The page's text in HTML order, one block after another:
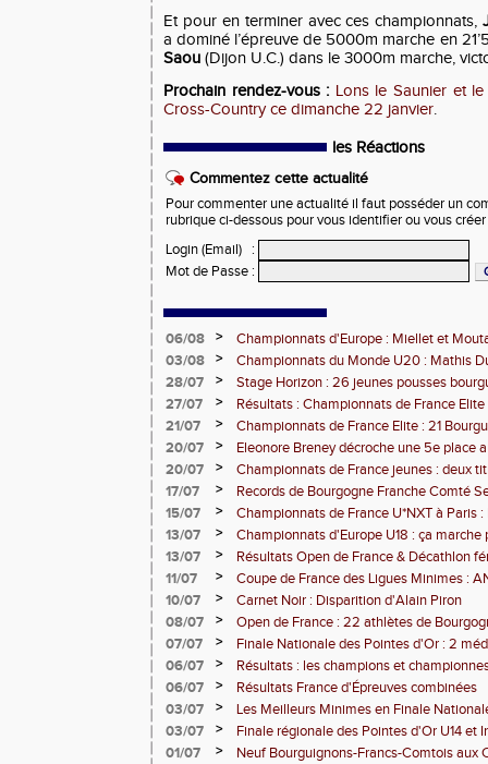
Et pour en terminer avec ces championnats,
a dominé l’épreuve de 5000m marche en
Saou (Dijon U.C.) dans le 3000m marche,
Prochain rendez-vous : Lons le Saunier et
Cross-Country ce dimanche 22 janvier.
les Réactions
Commentez cette actualité
Pour commenter une actualité il faut posséder un
rubrique ci-dessous pour vous identifier ou vous
Login (Email)
:
Mot de Passe :
06/08 >
Championnats d'Europe : Miellet et
03/08
>
Championnats du Monde U20 : Mathis
3000m steeple
28/07 >
Stage Horizon : 26 jeunes pousses
comtoises retenues
27/07 >
Résultats : Championnats de France
21/07
>
Championnats de France Elite : 21
l'assaut d'Albi
20/07 >
Eleonore Breney décroche une 5e place
d'Europe U18
20/07 >
Championnats de France jeunes : deux
de médailles pour la BFC
17/07 >
Records de Bourgogne Franche Comté
15/07
>
Championnats de France U*NXT à Paris
Comté en force
13/07 >
Championnats d'Europe U18 : ça marche
13/07
>
Résultats Open de France & Décathlon
Bourguignons-Francs-Comtois sur le
11/07 >
Coupe de France des Ligues Minimes :
10/07
>
Carnet Noir : Disparition d'Alain Piron
08/07
>
Open de France : 22 athlètes de
clubs) engagés
07/07 >
Finale Nationale des Pointes d'Or : 2
DUC
06/07 >
Résultats : les champions et
Dijon
06/07 >
Résultats France d'Épreuves combinées
03/07
>
Les Meilleurs Minimes en Finale
03/07
>
Finale régionale des Pointes d'Or U14 et
01/07
>
Neuf Bourguignons-Francs-Comtois aux